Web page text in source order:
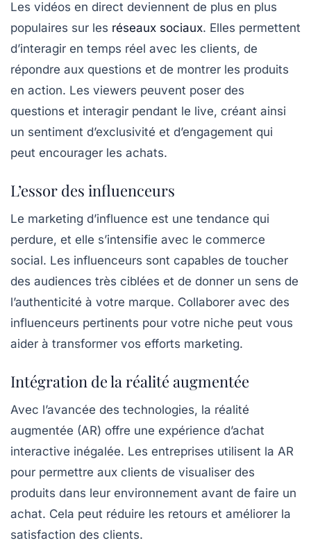
Les vidéos en direct deviennent de plus en plus
populaires sur les réseaux sociaux. Elles permettent
d’interagir en temps réel avec les clients, de
répondre aux questions et de montrer les produits
en action. Les viewers peuvent poser des
questions et interagir pendant le live, créant ainsi
un sentiment d’exclusivité et d’engagement qui
peut encourager les achats.
L’essor des influenceurs
Le marketing d’influence est une tendance qui
perdure, et elle s’intensifie avec le commerce
social. Les influenceurs sont capables de toucher
des audiences très ciblées et de donner un sens de
l’authenticité à votre marque. Collaborer avec des
influenceurs pertinents pour votre niche peut vous
aider à transformer vos efforts marketing.
Intégration de la réalité augmentée
Avec l’avancée des technologies, la réalité
augmentée (AR) offre une expérience d’achat
interactive inégalée. Les entreprises utilisent la AR
pour permettre aux clients de visualiser des
produits dans leur environnement avant de faire un
achat. Cela peut réduire les retours et améliorer la
satisfaction des clients.